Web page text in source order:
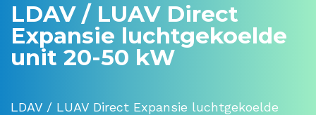
LDAV / LUAV Direct
Expansie luchtgekoelde
unit 20-50 kW
LDAV / LUAV Direct Expansie luchtgekoelde